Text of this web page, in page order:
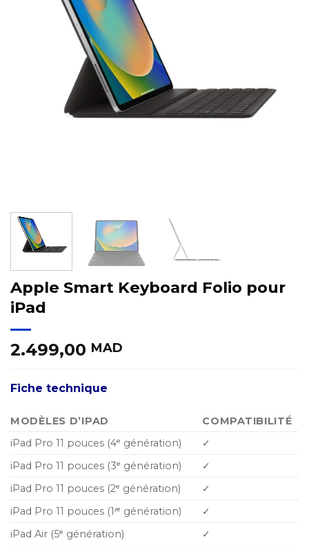
Apple Smart Keyboard Folio pour
iPad
2.499,00 MAD
Fiche technique
MODÈLES D’IPAD
COMPATIBILITÉ
iPad Pro 11 pouces (4ᵉ génération)
✓
iPad Pro 11 pouces (3ᵉ génération)
✓
iPad Pro 11 pouces (2ᵉ génération)
✓
iPad Pro 11 pouces (1ʳᵉ génération)
✓
iPad Air (5ᵉ génération)
✓